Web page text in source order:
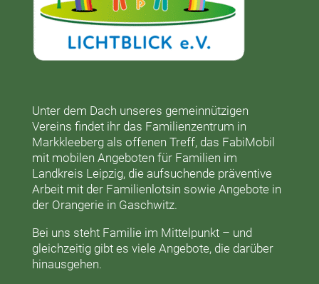
Unter dem Dach unseres gemeinnützigen
Vereins findet ihr das Familienzentrum in
Markkleebergals offenen Treff, das FabiMobil
mit mobilen Angeboten für Familien im
Landkreis Leipzig, die aufsuchende präventive
Arbeit mit der Familienlotsin sowie Angebote in
der Orangeriein Gaschwitz.
Bei uns steht Familie im Mittelpunkt – und
gleichzeitig gibt es viele Angebote, die darüber
hinausgehen.